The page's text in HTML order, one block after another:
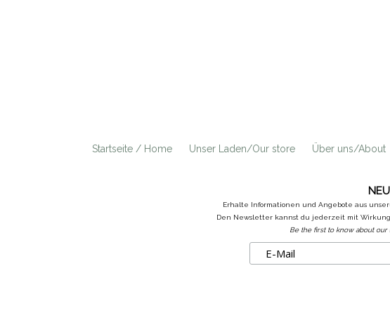
Startseite / Home Unser Laden/Our store Über uns/About
Erhalte Informationen und Angebote aus
Den Newsletter kannst du jederzeit mit
Be the first to know about